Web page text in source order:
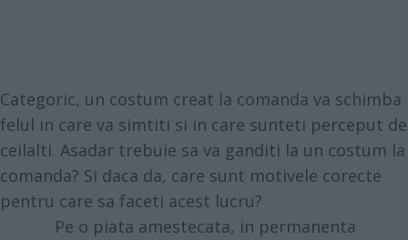
Categoric, un costum creat la comanda va schimba
felul in care va simtiti si in care sunteti perceput de
ceilalti. Asadar trebuie sa va ganditi la un costum la
comanda? Si daca da, care sunt motivele corecte
pentru care sa faceti acest lucru?
Pe o piata amestecata, in permanenta